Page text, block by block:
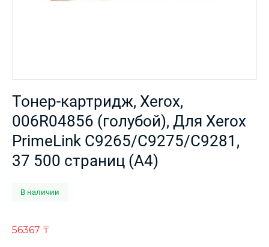
Тонер-картридж, Xerox,
006R04856 (голубой), Для Xerox
PrimeLink C9265/C9275/C9281,
37 500 страниц (А4)
В наличии
56367 ₸